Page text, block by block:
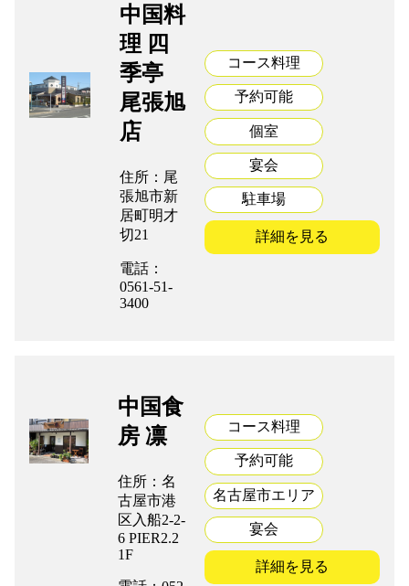
中国料
理 四
季亭
尾張旭
店
住所：尾
張旭市新
居町明才
切21
電話：
0561-51-
3400
コース料理
予約可能
個室
宴会
駐車場
詳細を見る
中国食
房 凛
住所：名
古屋市港
区入船2-2-
6 PIER2.2
1F
コース料理
予約可能
名古屋市エリア
宴会
詳細を見る